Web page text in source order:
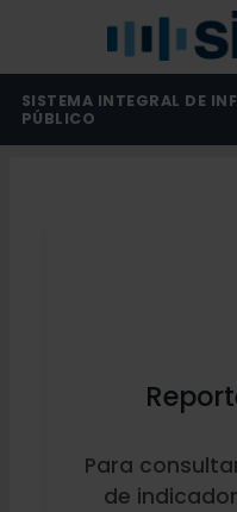
SISTEMA INTEGRAL DE
PÚBLICO
Para
de